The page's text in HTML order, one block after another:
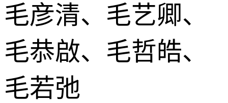
毛彦清、毛艺卿、
毛恭啟、毛哲皓、
毛若弛